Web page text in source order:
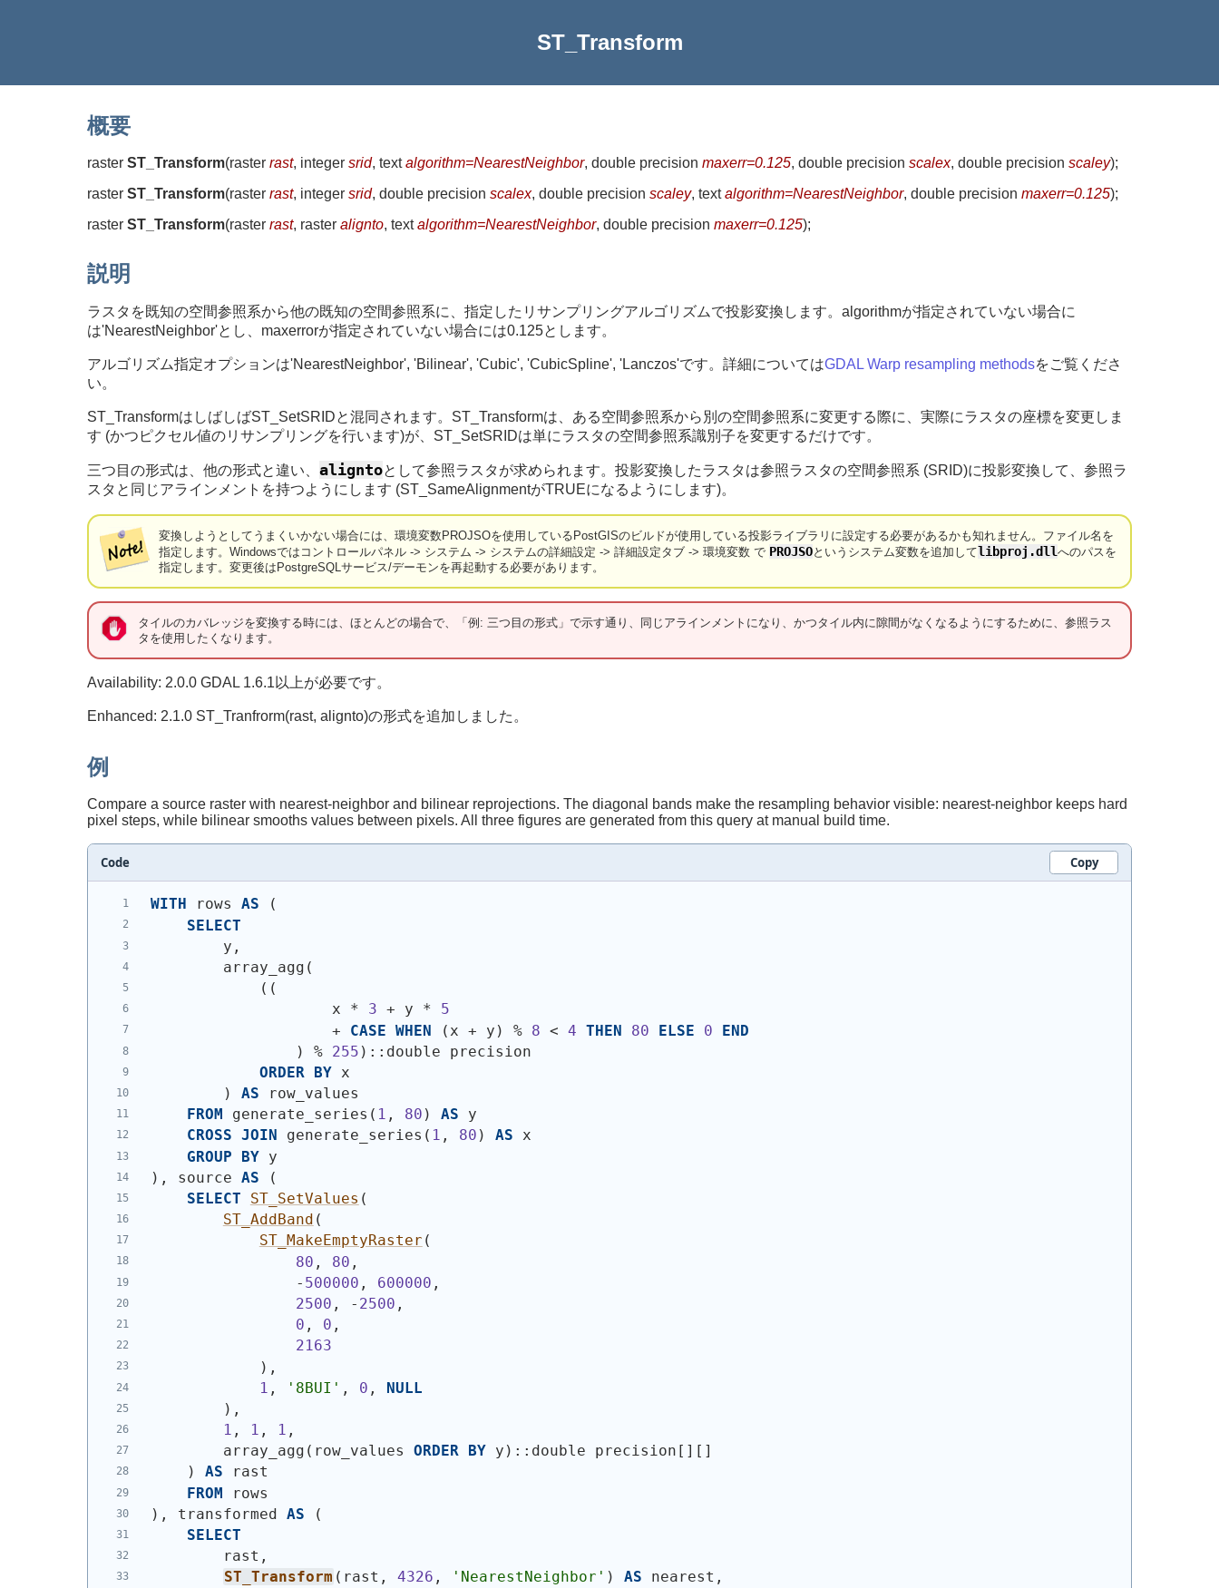
ST_Transform
概要
raster ST_Transform(raster rast, integer srid, textalgorithm=NearestNeighbor, double precision maxerr=0.125, double precision scalex, double precision scaley);
raster ST_Transform(raster rast, integer srid, double precision scalex, double precision scaley, textalgorithm=NearestNeighbor, double precision maxerr=0.125);
raster ST_Transform(raster rast, raster alignto, textalgorithm=NearestNeighbor, double precision maxerr=0.125);
説明
ラスタを既知の空間参照系から他の既知の空間参照系に、指定したリサンプリングアルゴリズムで投影変換します。algorithmが指定されていない場合に
は'NearestNeighbor'とし、maxerrorが指定されていない場合には0.125とします。
アルゴリズム指定オプションは'NearestNeighbor', 'Bilinear', 'Cubic', 'CubicSpline', 'Lanczos'です。詳細についてはGDAL Warp resampling methodsをご覧くださ
い。
ST_TransformはしばしばST_SetSRIDと混同されます。ST_Transformは、ある空間参照系から別の空間参照系に変更する際に、実際にラスタの座標を変更しま
す (かつピクセル値のリサンプリングを行います)が、ST_SetSRIDは単にラスタの空間参照系識別子を変更するだけです。
三つ目の形式は、他の形式と違い、 aligntoとして参照ラスタが求められます。投影変換したラスタは参照ラスタの空間参照系 (SRID)に投影変換して、参照ラ
スタと同じアラインメントを持つようにします (ST_SameAlignmentがTRUEになるようにします)。
変換しようとしてうまくいかない場合には、環境変数PROJSOを使用しているPostGISのビルドが使用している投影ライブラリに設定する必要があるかも知れません。ファイル名を
指定します。Windowsではコントロールパネル -> システム -> システムの詳細設定 -> 詳細設定タブ -> 環境変数 で PROJSOというシステム変数を追加してlibproj.dllへのパスを
指定します。変更後はPostgreSQLサービス/デーモンを再起動する必要があります。
タイルのカバレッジを変換する時には、ほとんどの場合で、「例: 三つ目の形式」で示す通り、同じアラインメントになり、かつタイル内に隙間がなくなるようにするために、参照ラス
タを使用したくなります。
Availability: 2.0.0 GDAL 1.6.1以上が必要です。
Enhanced: 2.1.0 ST_Tranfrorm(rast, alignto)の形式を追加しました。
例
Compare a source raster with nearest-neighbor and bilinear reprojections. The diagonal bands make the resampling behavior visible: nearest-neighbor keeps hard
pixel steps, while bilinear smooths values between pixels. All three figures are generated from this query at manual build time.
Code Copy
WITH rows AS
(
SELECT
        y,
        array_agg
(
( (
                    x *
3 + y * 5
                    +
CASE WHEN ( x + y ) % 8 < 4 THEN 80 ELSE 0
END
)
% 255 ) ::double precision
ORDER BY x
)
AS row_values
FROM
generate_series ( 1 , 80 ) AS y
CROSS JOIN generate_series ( 1 , 80 ) AS x
GROUP
BY y
) , source AS
(
SELECT
ST_SetValues (
ST_AddBand (
ST_MakeEmptyRaster (
80 , 80 ,
                -
500000 , 600000 ,
2500 , - 2500 ,
0 , 0 ,
2163
) ,
1 , '8BUI' , 0 , NULL
) ,
1 , 1 , 1 ,
        array_agg
( row_values ORDER BY y ) ::double precision[][]
)
AS rast
FROM rows
) , transformed AS
(
SELECT
        rast,
ST_Transform ( rast, 4326 , 'NearestNeighbor' ) AS nearest,